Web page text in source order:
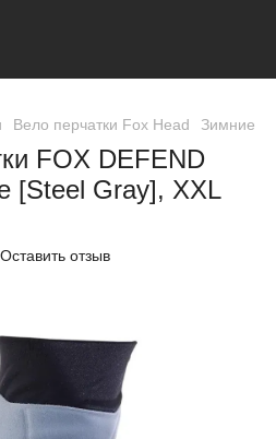
Вело перчатки Fox Head Зимние
FOX DEFEND
[Steel Gray], XXL
Оставить отзыв